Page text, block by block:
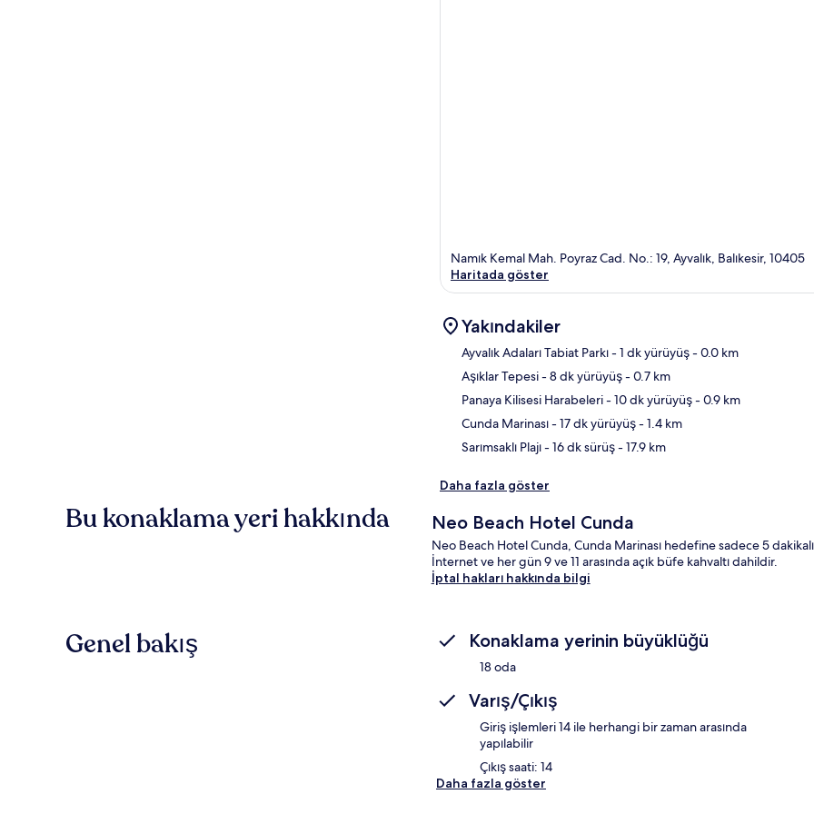
Namık Kemal Mah. Poyraz Cad. No.: 19, Ayvalık, Balıkesir, 10405
Haritada göster
Yakındakiler
Ayvalık Adaları Tabiat Parkı- 1 dk yürüyüş- 0.0 km
Aşıklar Tepesi- 8 dk yürüyüş- 0.7 km
Panaya Kilisesi Harabeleri- 10 dk yürüyüş- 0.9 km
Cunda Marinası- 17 dk yürüyüş- 1.4 km
Sarımsaklı Plajı- 16 dk sürüş- 17.9 km
Daha fazla göster
Bu konaklama yeri hakkında Neo Beach Hotel Cunda
Neo Beach Hotel Cunda, Cunda Marinası hedefine sadece 5
İnternet ve her gün 9 ve 11 arasında açık büfe kahvaltı dahildir.
İptal hakları hakkında bilgi
Genel bakış Konaklama yerinin büyüklüğü
18 oda
Varış/Çıkış
Giriş işlemleri 14 ile herhangi bir zaman arasında
yapılabilir
Çıkış saati: 14
Daha fazla göster